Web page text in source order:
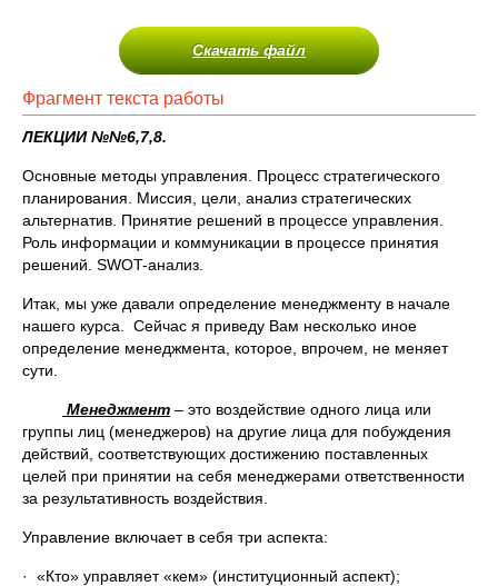
Скачать файл
Фрагмент текста работы
ЛЕКЦИИ №№6,7,8.
Основные методы управления. Процесс стратегического
планирования. Миссия, цели, анализ стратегических
альтернатив. Принятие решений в процессе управления.
Роль информации и коммуникации в процессе принятия
решений. SWOT-анализ.
Итак, мы уже давали определение менеджменту в начале
нашего курса. Сейчас я приведу Вам несколько иное
определение менеджмента, которое, впрочем, не меняет
сути.
Менеджмент – это воздействие одного лица или
группы лиц (менеджеров) на другие лица для побуждения
действий, соответствующих достижению поставленных
целей при принятии на себя менеджерами ответственности
за результативность воздействия.
Управление включает в себя три аспекта:
· «Кто» управляет «кем» (институционный аспект);